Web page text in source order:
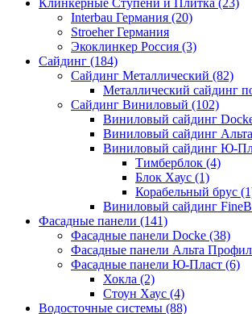
Клинкерные Ступени и Плитка (23)
Interbau Германия (20)
Stroeher Германия
Экоклинкер Россия (3)
Сайдинг (184)
Сайдинг Металлический (82)
Металлический сайдинг
Сайдинг Виниловый (102)
Виниловый сайдинг
Виниловый сайдинг
Виниловый сайдинг Ю-
Тимберблок (4)
Блок Хаус (1)
Корабельный брус
Виниловый сайдинг
Фасадные панели (141)
Фасадные панели Docke (38)
Фасадные панели Альта
Фасадные панели Ю-Пласт (6)
Хокла (2)
Стоун Хаус (4)
Водосточные системы (88)